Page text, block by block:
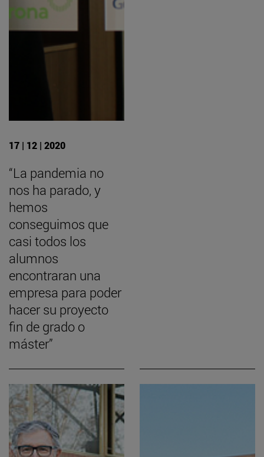
17 | 12 | 2020
“La pandemia no
nos ha parado, y
hemos
conseguimos que
casi todos los
alumnos
encontraran una
empresa para poder
hacer su proyecto
fin de grado o
máster”